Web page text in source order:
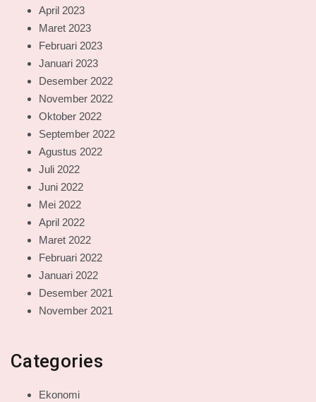
April 2023
Maret 2023
Februari 2023
Januari 2023
Desember 2022
November 2022
Oktober 2022
September 2022
Agustus 2022
Juli 2022
Juni 2022
Mei 2022
April 2022
Maret 2022
Februari 2022
Januari 2022
Desember 2021
November 2021
Categories
Ekonomi